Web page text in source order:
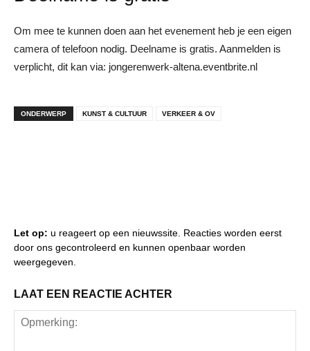
Om mee te kunnen doen aan het evenement heb je een eigen
camera of telefoon nodig. Deelname is gratis. Aanmelden is
verplicht, dit kan via: jongerenwerk-altena.eventbrite.nl
ONDERWERP KUNST & CULTUUR VERKEER & OV
Let op: u reageert op een nieuwssite. Reacties worden eerst
door ons gecontroleerd en kunnen openbaar worden
weergegeven.
LAAT EEN REACTIE ACHTER